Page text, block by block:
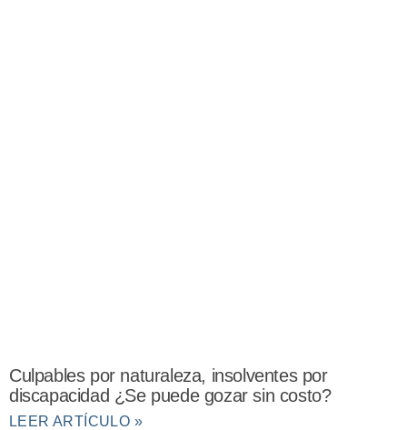
Culpables por naturaleza, insolventes por
discapacidad ¿Se puede gozar sin costo?
LEER ARTÍCULO »